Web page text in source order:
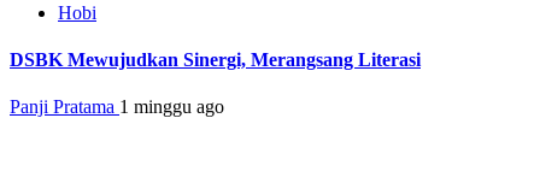
Hobi
DSBK Mewujudkan Sinergi, Merangsang Literasi
Panji Pratama 1 minggu ago